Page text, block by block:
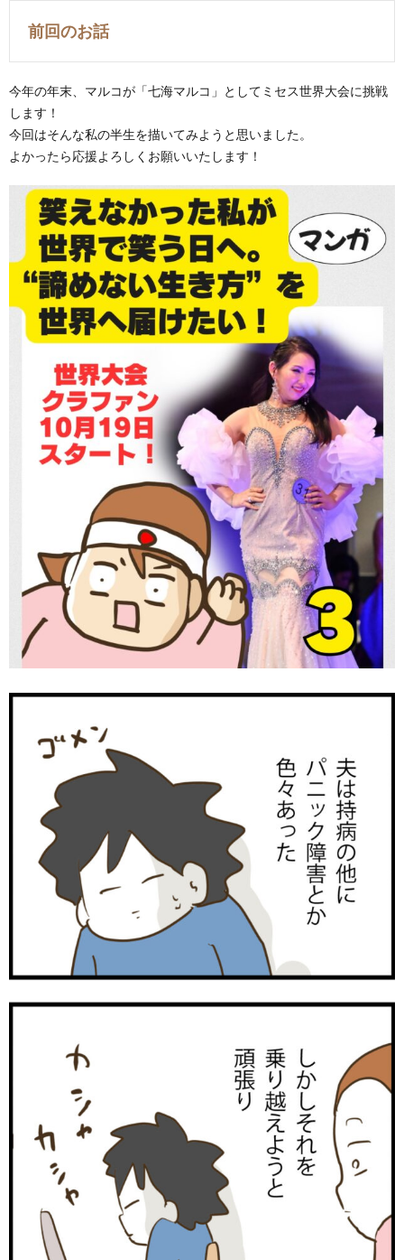
前回のお話
今年の年末、マルコが「七海マルコ」としてミセス世界大会に挑戦
します！
今回はそんな私の半生を描いてみようと思いました。
よかったら応援よろしくお願いいたします！